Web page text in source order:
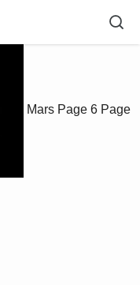
Mars Page 6 Page